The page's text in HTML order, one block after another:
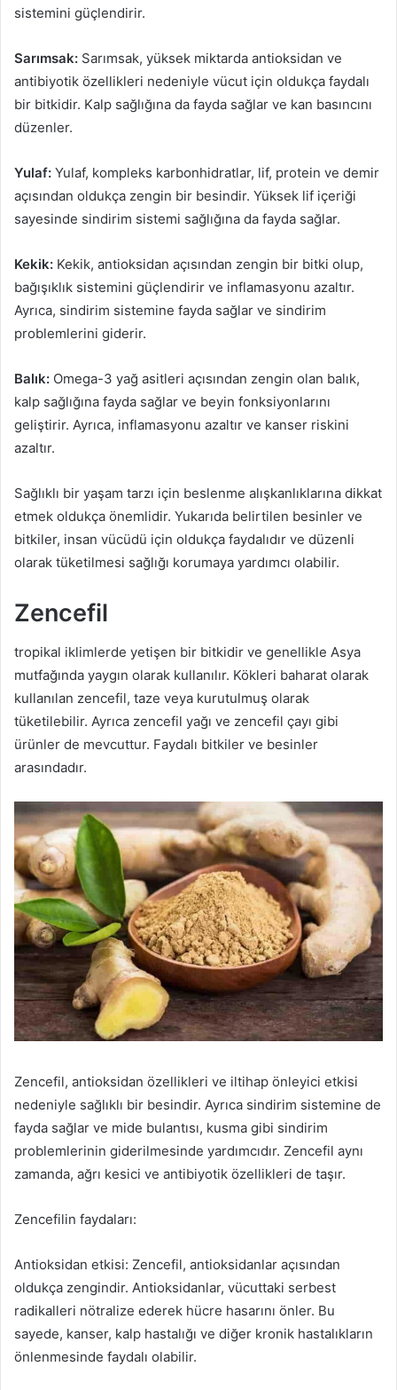
sistemini güçlendirir.
Sarımsak: Sarımsak, yüksek miktarda antioksidan ve
antibiyotik özellikleri nedeniyle vücut için oldukça faydalı
bir bitkidir. Kalp sağlığına da fayda sağlar ve kan basıncını
düzenler.
Yulaf: Yulaf, kompleks karbonhidratlar, lif, protein ve demir
açısından oldukça zengin bir besindir. Yüksek lif içeriği
sayesinde sindirim sistemi sağlığına da fayda sağlar.
Kekik: Kekik, antioksidan açısından zengin bir bitki olup,
bağışıklık sistemini güçlendirir ve inflamasyonu azaltır.
Ayrıca, sindirim sistemine fayda sağlar ve sindirim
problemlerini giderir.
Balık: Omega-3 yağ asitleri açısından zengin olan balık,
kalp sağlığına fayda sağlar ve beyin fonksiyonlarını
geliştirir. Ayrıca, inflamasyonu azaltır ve kanser riskini
azaltır.
Sağlıklı bir yaşam tarzı için beslenme alışkanlıklarına dikkat
etmek oldukça önemlidir. Yukarıda belirtilen besinler ve
bitkiler, insan vücüdü için oldukça faydalıdır ve düzenli
olarak tüketilmesi sağlığı korumaya yardımcı olabilir.
Zencefil
tropikal iklimlerde yetişen bir bitkidir ve genellikle Asya
mutfağında yaygın olarak kullanılır. Kökleri baharat olarak
kullanılan zencefil, taze veya kurutulmuş olarak
tüketilebilir. Ayrıca zencefil yağı ve zencefil çayı gibi
ürünler de mevcuttur. Faydalı bitkiler ve besinler
arasındadır.
Zencefil, antioksidan özellikleri ve iltihap önleyici etkisi
nedeniyle sağlıklı bir besindir. Ayrıca sindirim sistemine de
fayda sağlar ve mide bulantısı, kusma gibi sindirim
problemlerinin giderilmesinde yardımcıdır. Zencefil aynı
zamanda, ağrı kesici ve antibiyotik özellikleri de taşır.
Zencefilin faydaları:
Antioksidan etkisi: Zencefil, antioksidanlar açısından
oldukça zengindir. Antioksidanlar, vücuttaki serbest
radikalleri nötralize ederek hücre hasarını önler. Bu
sayede, kanser, kalp hastalığı ve diğer kronik hastalıkların
önlenmesinde faydalı olabilir.